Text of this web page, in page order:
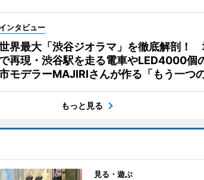
インタビュー
界最大「渋谷ジオラマ」を徹底解剖！
で再現・渋谷駅を走る電車やLED4000
モデラーMAJIRIさんが作る「もう一つの
もっと見る
見る・遊ぶ